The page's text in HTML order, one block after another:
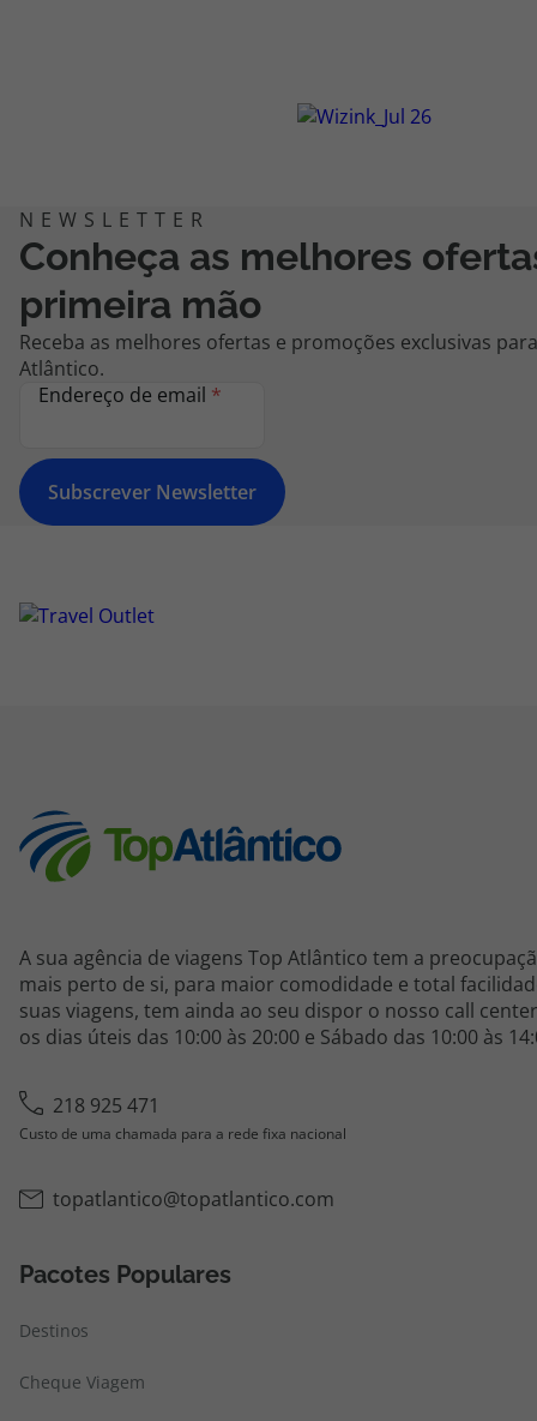
Conheça as melhores
primeira mão
Receba as melhores ofertas e promoções exclusivas
Atlântico.
Endereço de email *
Subscrever Newsletter
A sua agência de viagens Top Atlântico tem a
mais perto de si, para maior comodidade e total
suas viagens, tem ainda ao seu dispor o nosso call
os dias úteis das 10:00 às 20:00 e Sábado das 10:00 às
218 925 471
Custo de uma chamada para a rede fixa nacional
topatlantico@topatlantico.com
Pacotes Populares
Destinos
Cheque Viagem